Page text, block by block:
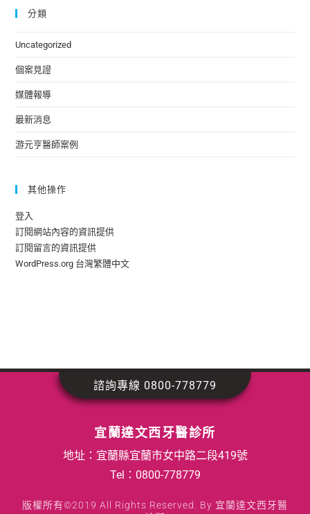
分類
Uncategorized
個案見證
媒體報導
最新消息
游元亨醫師案例
其他操作
登入
訂閱網站內容的資訊提供
訂閱留言的資訊提供
WordPress.org 台灣繁體中文
宜蘭達文西牙醫診所
地址：宜蘭縣宜蘭市女中路二段419號
Tel： 0800-778779
版權所有©2019 All Rights Reserved. By 宜蘭達文西牙醫
諮詢專線 0800-778779